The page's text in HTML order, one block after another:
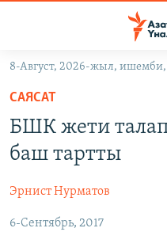
Навигацияга
өтүңүз
Издөөгө
салыңыз
ЭКОНОМИКА
МАДАНИЯТ
ДҮЙНӨ
БОРБОР АЗИЯ
АТАЙЫН ИЛИКТӨӨ
ТВ ПРОГРАММАЛАР
8-Август, 2026-жыл,
САЯСАТ
БШК жети
баш тартты
Эрнист Нурматов
6-Сентябрь, 2017